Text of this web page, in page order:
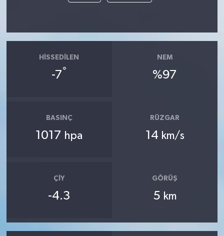
HISSEDILEN
-7°
NEM
%97
BASINÇ
1017 hpa
RÜZGAR
14 km/s
ÇIY
-4.3
GÖRÜŞ
5 km